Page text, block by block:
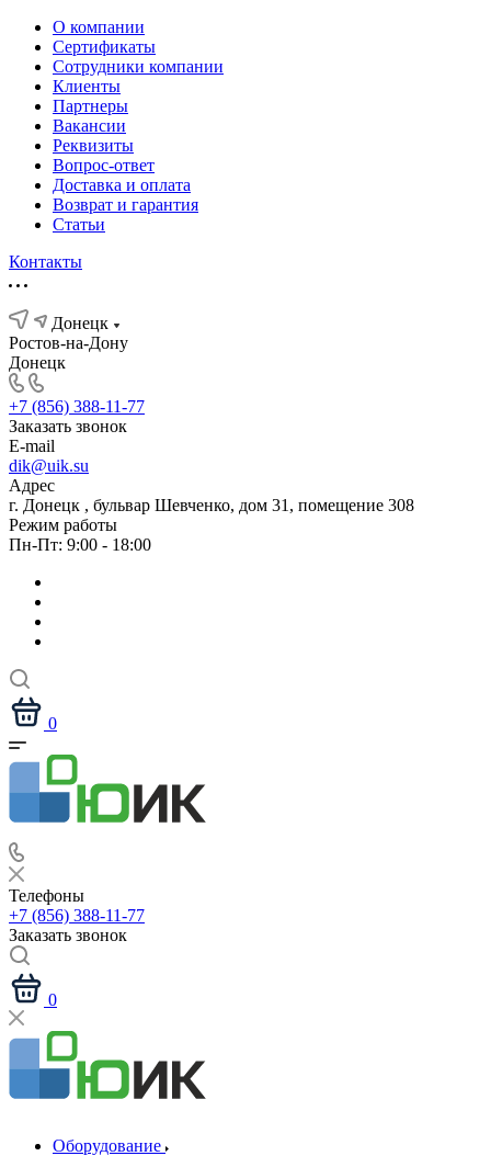
О компании
Сертификаты
Сотрудники компании
Клиенты
Партнеры
Вакансии
Реквизиты
Вопрос-ответ
Доставка и оплата
Возврат и гарантия
Статьи
Контакты
Донецк
Ростов-на-Дону
Донецк
+7 (856) 388-11-77
Заказать звонок
E-mail
dik@uik.su
Адрес
г. Донецк , бульвар Шевченко, дом 31, помещение 308
Режим работы
Пн-Пт: 9:00 - 18:00
0
Телефоны
+7 (856) 388-11-77
Заказать звонок
0
Оборудование